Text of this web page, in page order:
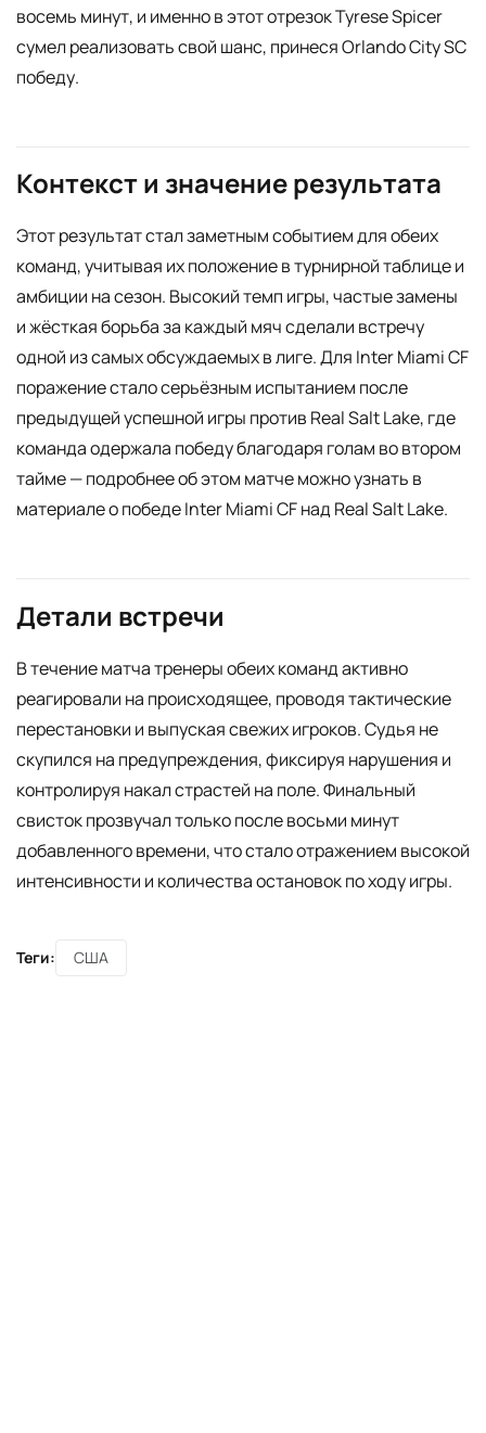
восемь минут, и именно в этот отрезок Tyrese Spicer
сумел реализовать свой шанс, принеся Orlando City SC
победу.
Контекст и значение результата
Этот результат стал заметным событием для обеих
команд, учитывая их положение в турнирной таблице и
амбиции на сезон. Высокий темп игры, частые замены
и жёсткая борьба за каждый мяч сделали встречу
одной из самых обсуждаемых в лиге. Для Inter Miami CF
поражение стало серьёзным испытанием после
предыдущей успешной игры против Real Salt Lake, где
команда одержала победу благодаря голам во втором
тайме — подробнее об этом матче можно узнать в
материале о победе Inter Miami CF над Real Salt Lake.
Детали встречи
В течение матча тренеры обеих команд активно
реагировали на происходящее, проводя тактические
перестановки и выпуская свежих игроков. Судья не
скупился на предупреждения, фиксируя нарушения и
контролируя накал страстей на поле. Финальный
свисток прозвучал только после восьми минут
добавленного времени, что стало отражением высокой
интенсивности и количества остановок по ходу игры.
Теги: США